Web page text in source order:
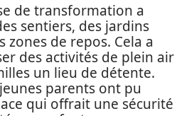
de transformation a
sentiers, des jardins
zones de repos. Cela a
des activités de plein air
un lieu de détente.
parents ont pu
qui offrait une sécurité